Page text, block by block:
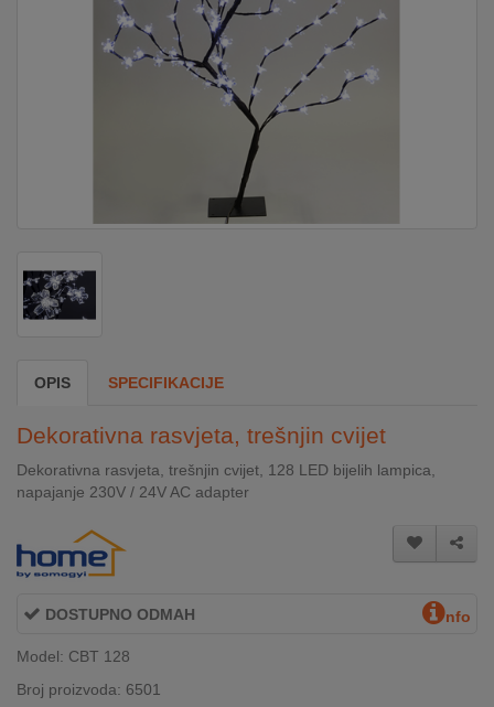
KLIMATIZACIJA
&
GAME
INTERNO
MOJ
AKCIJE
OPIS SPECIFIKACIJE
Dekorativna rasvjeta, trešnjin cvijet
Dekorativna rasvjeta, trešnjin cvijet, 128 LED bijelih lampica,
napajanje 230V / 24V AC adapter
DOSTUPNO ODMAH nfo
Model: CBT 128
Broj proizvoda: 6501